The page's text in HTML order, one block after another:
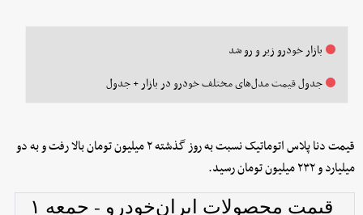
بازار خودرو زیر و رو شد
جدول قیمت مدل‌های مختلف خودرو در بازار + جدول
قیمت دنا پلاس اتوماتیک نسبت به روز گذشته ۲ میلیون تومان بالا رفت و به دو
میلیارد و ۲۳۲ میلیون تومان رسید.
قیمت محصولات ایران‌خودرو - جمعه ۱